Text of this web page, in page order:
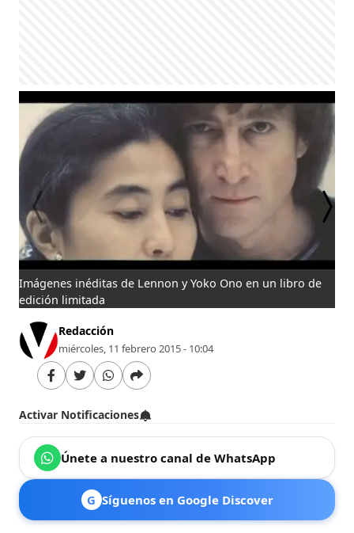
Imágenes inéditas de Lennon y Yoko Ono en un libro de
edición limitada
Redacción
miércoles, 11 febrero 2015 - 10:04
Activar Notificaciones
Únete a nuestro canal de WhatsApp
G Síguenos en Google Discover